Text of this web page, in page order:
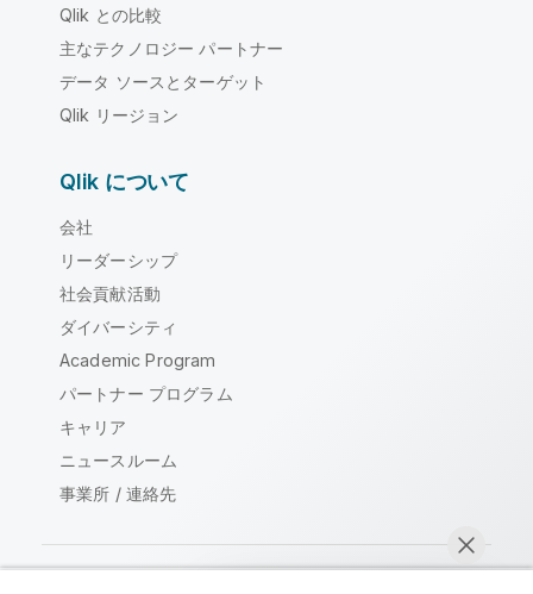
Qlik との比較
主なテクノロジー パートナー
データ ソースとターゲット
Qlik リージョン
Qlik について
会社
リーダーシップ
社会貢献活動
ダイバーシティ
Academic Program
パートナー プログラム
キャリア
ニュースルーム
事業所 / 連絡先